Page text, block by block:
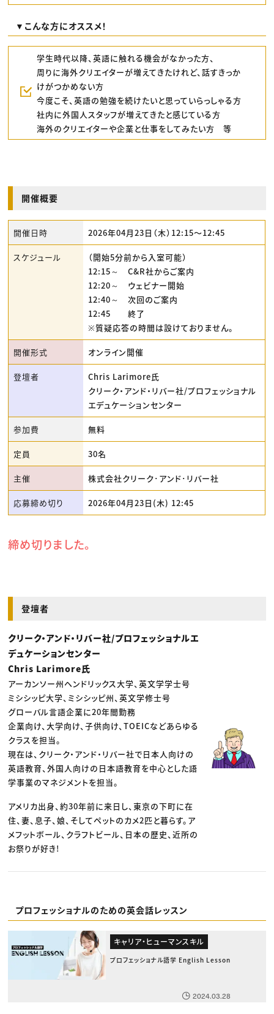
▼こんな方にオススメ！
学生時代以降、英語に触れる機会がなかった方、
周りに海外クリエイターが増えてきたけれど、話すきっか
けがつかめない方
今度こそ、英語の勉強を続けたいと思っていらっしゃる方
社内に外国人スタッフが増えてきたと感じている方
海外のクリエイターや企業と仕事をしてみたい方 等
開催概要
開催日時 2026年04月23日（木）12:15〜12:45
スケジュール
（開始5分前から入室可能）
12:15～ C&R社からご案内
12:20～ ウェビナー開始
12:40～ 次回のご案内
12:45 終了
※質疑応答の時間は設けておりません。
開催形式 オンライン開催
登壇者
Chris Larimore氏
クリーク・アンド・リバー社/プロフェッショナル
エデュケーションセンター
参加費 無料
定員 30名
主催 株式会社クリーク･アンド･リバー社
応募締め切り 2026年04月23日(木) 12:45
締め切りました。
登壇者
クリーク・アンド・リバー社/プロフェッショナルエ
デュケーションセンター
Chris Larimore氏
アーカンソー州ヘンドリックス大学、英文学学士号
ミシシッピ大学、ミシシッピ州、英文学修士号
グローバル言語企業に20年間勤務
企業向け、大学向け、子供向け、TOEICなどあらゆる
クラスを担当。
現在は、クリーク・アンド・リバー社で日本人向けの
英語教育、外国人向けの日本語教育を中心とした語
学事業のマネジメントを担当。
アメリカ出身、約30年前に来日し、東京の下町に在
住、妻、息子、娘、そしてペットのカメ2匹と暮らす。ア
メフットボール、クラフトビール、日本の歴史、近所の
お祭りが好き!
プロフェッショナルのための英会話レッスン
キャリア・ヒューマンスキル
プロフェッショナル語学 English Lesson
2024.03.28